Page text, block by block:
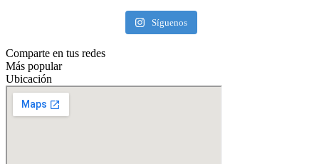
Síguenos
Comparte en tus redes
Más popular
Ubicación